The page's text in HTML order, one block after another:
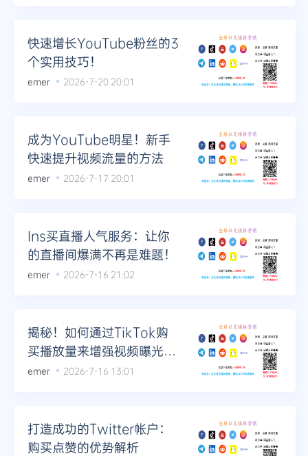
快速增长YouTube粉丝的3
个实用技巧！
emer 2026-7-20 20:01
成为YouTube明星！新手
快速提升视频流量的方法
emer 2026-7-17 20:01
Ins买直播人气服务：让你
的直播间爆满不再是难题！
emer 2026-7-16 21:02
揭秘！如何通过TikTok购
买播放量来增强视频曝光效
果
emer 2026-7-16 13:01
打造成功的Twitter帐户：
购买点赞的优势解析